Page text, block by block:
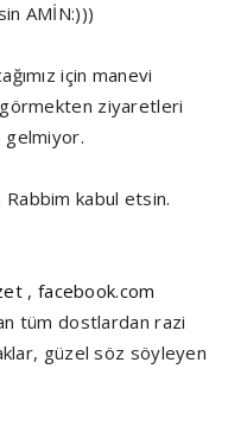
AMİN:)))
için manevi
ziyaretleri
gelmiyor.
kabul etsin.
, facebook.com
tüm dostlardan razi
güzel söz söyleyen